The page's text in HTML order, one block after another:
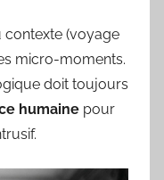
contexte (voyage
micro-moments.
doit toujours
humaine pour